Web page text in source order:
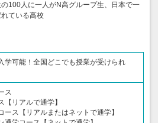
100人に一人がN高グループ生、日本で一
ている高校
学可能！全国どこでも授業が受けられ
ス
【リアルで通学】
ース【リアルまたはネットで通学】